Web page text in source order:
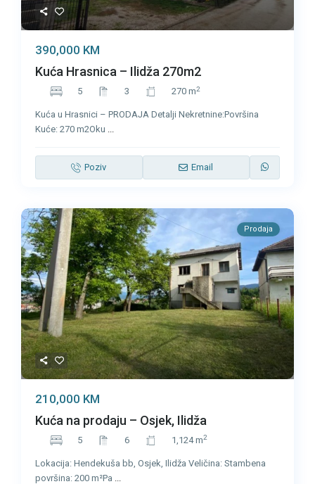
390,000 KM
Kuća Hrasnica – Ilidža 270m2
5 3 270 m2
Kuća u Hrasnici – PRODAJA Detalji Nekretnine:Površina
Kuće: 270 m2Oku ...
Poziv Email
Prodaja
210,000 KM
Kuća na prodaju – Osjek, Ilidža
5 6 1,124 m2
Lokacija: Hendekuša bb, Osjek, Ilidža Veličina: Stambena
površina: 200 m²Pa